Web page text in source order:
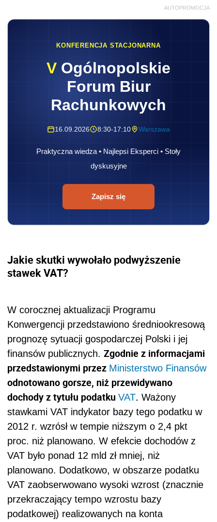
AUTOPROMOCJA
KONFERENCJA STACJONARNA
V Ogólnopolskie
Forum Biur
Rachunkowych
16.09.2026 8:30-17:10 Warszawa
Praktyczna wiedza • Najlepsi Eksperci • Stoły
dyskusyjne
Zapisz się
Jakie skutki wywołało podwyższenie
stawek VAT?
W corocznej aktualizacji Programu
Konwergencji przedstawiono średniookresową
prognozę sytuacji gospodarczej Polski i jej
finansów publicznych. Zgodnie z informacjami
przedstawionymi przez Ministerstwo Finansów
odnotowano gorsze, niż przewidywano
dochody z tytułu podatku VAT. Ważony
stawkami VAT indykator bazy tego podatku w
2012 r. wzrósł w tempie niższym o 2,4 pkt
proc. niż planowano. W efekcie dochodów z
VAT było ponad 12 mld zł mniej, niż
planowano. Dodatkowo, w obszarze podatku
VAT zaobserwowano wysoki wzrost (znacznie
przekraczający tempo wzrostu bazy
podatkowej) realizowanych na konta